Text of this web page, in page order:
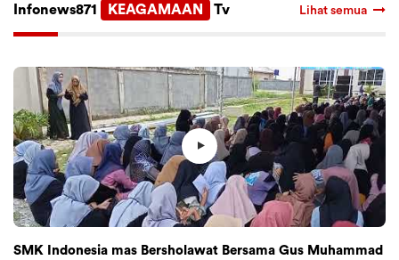
Infonews871 KEAGAMAAN Tv Lihat semua
SMK Indonesia mas Bersholawat Bersama Gus Muhammad